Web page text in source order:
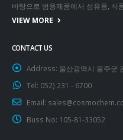
바탕으로 범용제품에서 섬유용, 식
VIEW MORE
CONTACT US
Address: 울산광역시 울주군
Tel: 052) 231 - 6700
Email:
Buss No: 105-81-33052